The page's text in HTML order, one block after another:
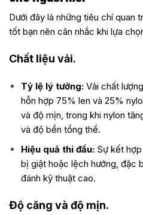
Dưới đây là những tiêu chí quan
tốt bạn nên cân nhắc khi lựa
Chất liệu vải.
Tỷ lệ lý tưởng:Vải chất
hỗn hợp 75% len và 25%
và độ mịn, trong khi nylon
và độ bền tổng thể.
Hiệu quả thi đấu:Sự kết hợp
bị giật hoặc lệch hướng, đặc
đánh kỹ thuật cao.
Độ căng và độ mịn.